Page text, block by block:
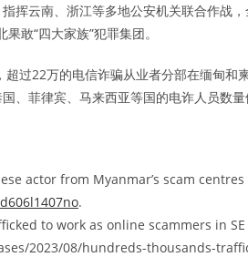
挥云南、浙江等多地公安机关联合作战
敢“四大家族”犯罪集团。
过22万的电信诈骗从业者分部在缅甸和
、菲律宾、马来西亚等国的电诈人员数量
actor from Myanmar’s scam centres
.
to work as online scammers in
2023/08/hundreds-thousands-